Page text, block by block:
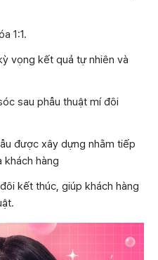
1:1.
vọng kết quả tự nhiên và
sau phẫu thuật mí đôi
được xây dựng nhằm tiếp
khách hàng
kết thúc, giúp khách hàng